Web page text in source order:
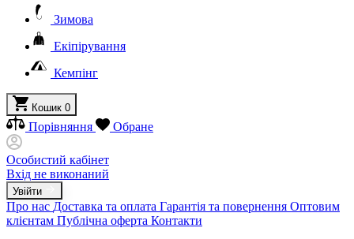
Зимова
Екіпірування
Кемпінг
Кошик 0
Порівняння Обране
Особистий кабінет
Вхід не виконаний
Увійти
Про нас Доставка та оплата Гарантія та повернення Оптовим
клієнтам Публічна оферта Контакти